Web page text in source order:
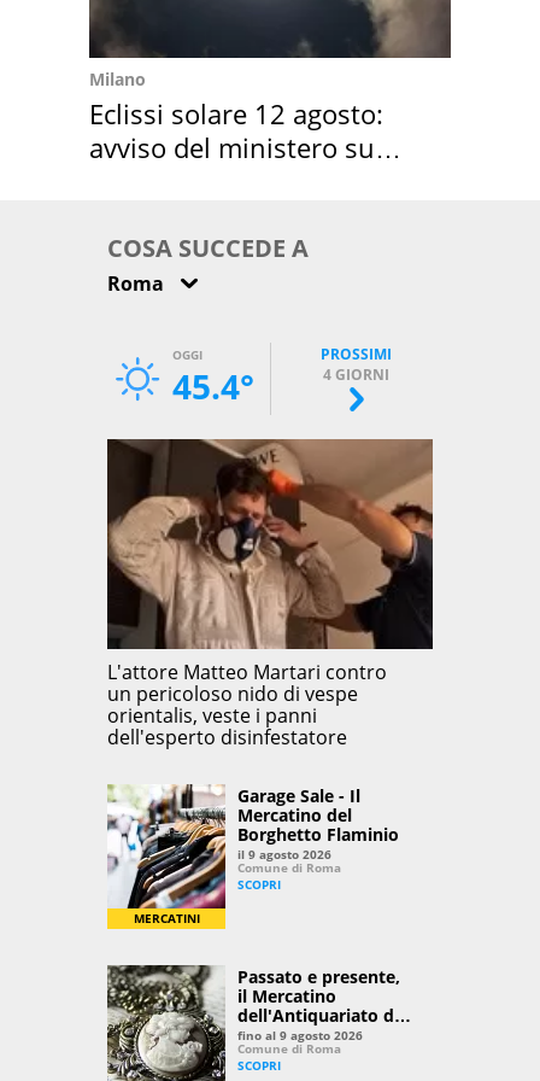
Milano
Eclissi solare 12 agosto:
avviso del ministero su